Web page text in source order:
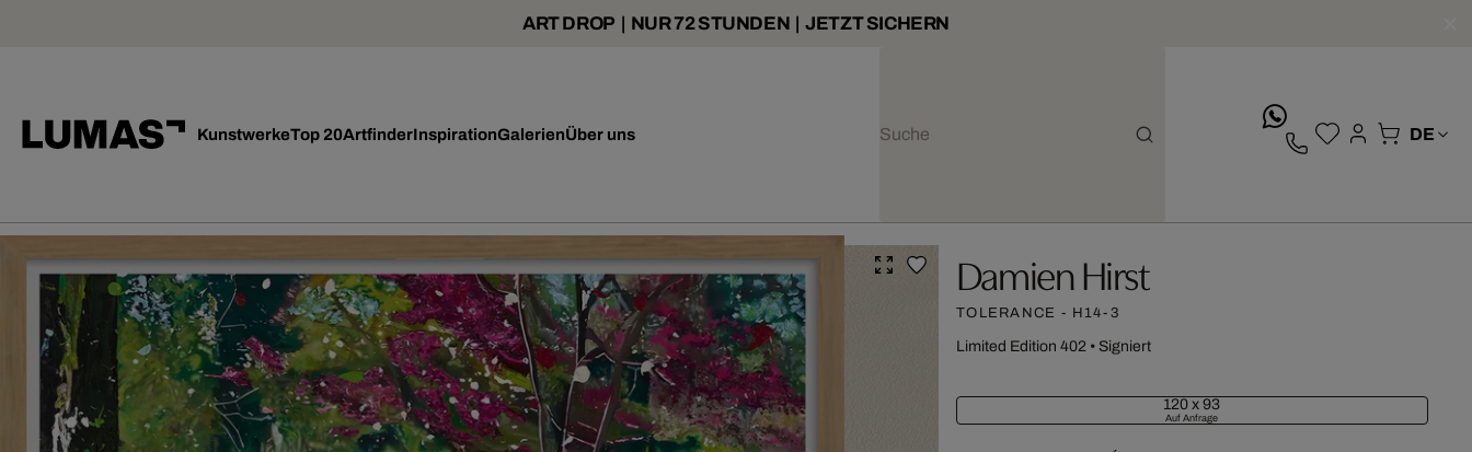
ART DROP | NUR 72 STUNDEN | JETZT SICHERN
KunstwerkeTop 20ArtfinderInspirationGalerienÜber uns
Damien Hirst
TOLERANCE - H14-3
Limited Edition 402• Signiert
120 x 93
Auf Anfrage